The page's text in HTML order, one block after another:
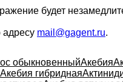
будет
адресу mail@gagent.ru.
обыкновенныйАкебия
Акебия гибридная